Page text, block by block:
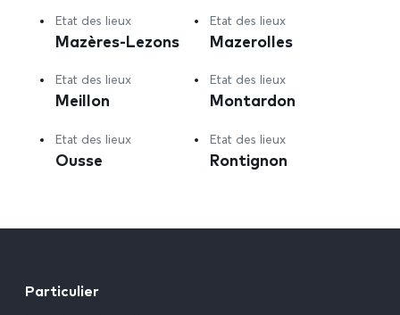
Etat des lieux
Mazères-Lezons
Etat des lieux
Mazerolles
Etat des lieux
Meillon
Etat des lieux
Montardon
Etat des lieux
Ousse
Etat des lieux
Rontignon
Particulier